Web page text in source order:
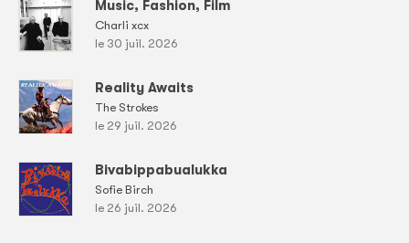
Music, Fashion, Film
Charli xcx
le 30 juil. 2026
Reality Awaits
The Strokes
le 29 juil. 2026
Bivabippabualukka
Sofie Birch
le 26 juil. 2026